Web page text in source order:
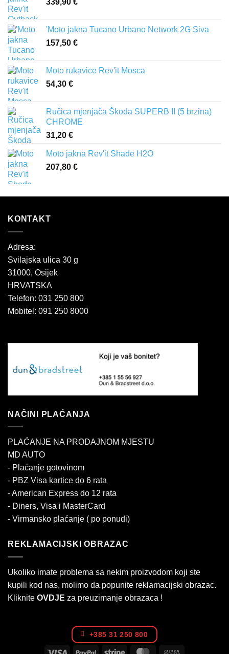
339,90 €
'Moto jakna Tucano Urbano Network 2G Siva
157,50 €
Moto rukavice Rev'it Mosca
54,30 €
Ručica mjenjača Škoda SUPERB II (5 brzina)
CHROME
31,20 €
Moto jakna Rev'it Shade H2O
207,80 €
KONTAKT
Adresa:
Svilajska ulica 30 g
31000, Osijek
HRVATSKA
Telefon: 031 250 800
Mobitel: 091 250 8000
NAČINI PLAĆANJA
PLAĆANJE NA PRODAJNOM MJESTU
MD AUTO
- Plaćanje gotovinom
- PBZ Visa kartice do 6 rata
- American Express do 12 rata
- Diners, Visa i MasterCard
- Virmansko plaćanje ( po ponudi)
REKLAMACIJSKI OBRAZAC
Ukoliko imate problema sa nekim proizvodom koji ste
kupili kod nas, molimo da popunite reklamacijski obrazac.
Kliknite OVDJE za preuzimanje obrazaca !
+385 31 250 800
Visa PayPal Stripe MasterCard